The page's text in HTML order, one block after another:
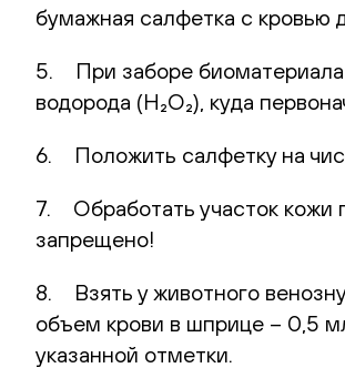
бумажная салфетка с кровью
5. При заборе биоматериала
водорода (H₂O₂), куда
6. Положить салфетку на
7. Обработать участок кожи
запрещено!
8. Взять у животного
объем крови в шприце – 0,5
указанной отметки.